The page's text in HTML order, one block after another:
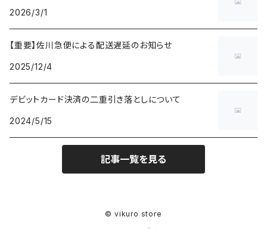
2026/3/1
【重要】佐川急便による配送遅延のお知らせ
2025/12/4
デビットカード決済の二重引き落としについて
2024/5/15
記事一覧を見る
© vikuro store